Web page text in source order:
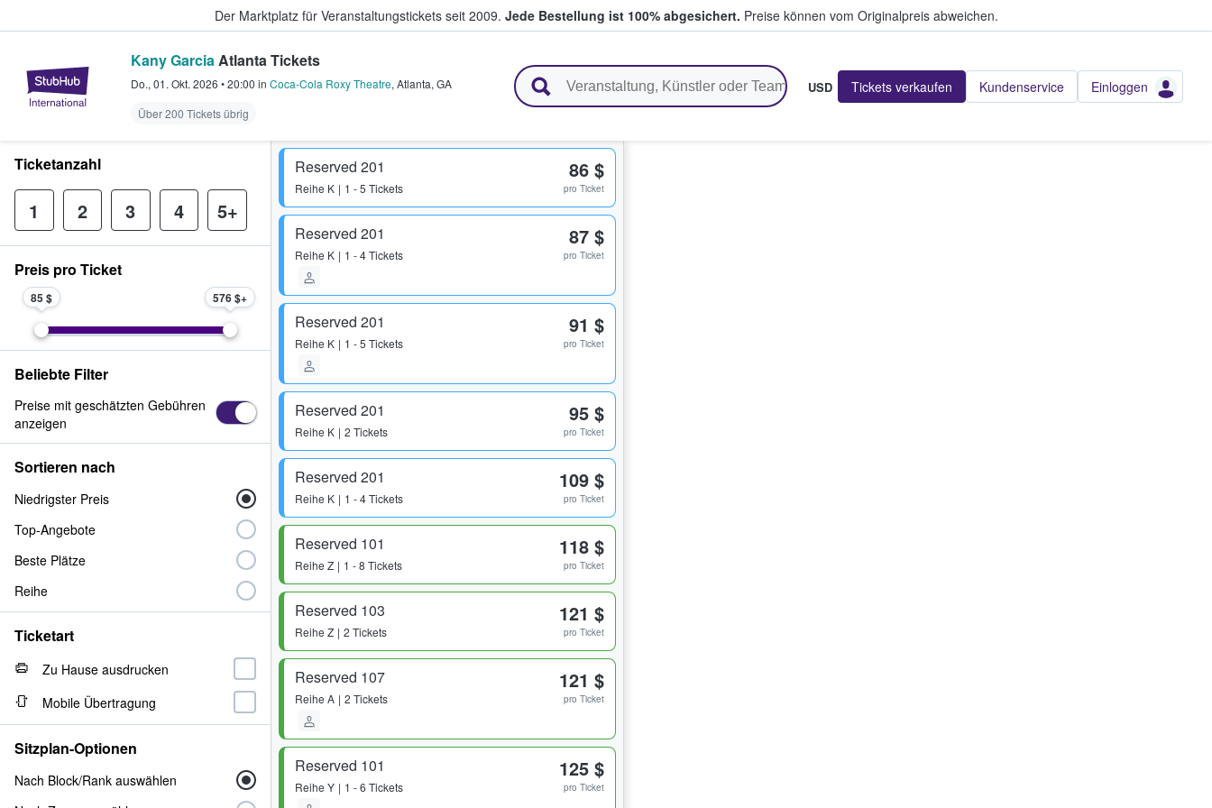
Der Marktplatz für Veranstaltungstickets seit 2009. Jede Bestellung ist 100% abgesichert. Preise können vom Originalpreis abweichen.
StubHub - Wo Fans Tickets kaufen & verkaufen
Kany GarciaAtlanta Tickets
Do., 01. Okt. 2026 •20:00 in Coca-Cola Roxy Theatre, Atlanta, GA
Über 200 Tickets übrig
USD Tickets verkaufen Kundenservice Einloggen
Reserved 201
Reihe K 1 - 5 Tickets
86 $
pro Ticket
Reserved 201
Reihe K 1 - 4 Tickets
87 $
pro Ticket
Reserved 201
Reihe K 1 - 5 Tickets
91 $
pro Ticket
Reserved 201
Reihe K 2 Tickets
95 $
pro Ticket
Reserved 201
Reihe K 1 - 4 Tickets
109 $
pro Ticket
Reserved 101
Reihe Z 1 - 8 Tickets
118 $
pro Ticket
Reserved 103
Reihe Z 2 Tickets
121 $
pro Ticket
Reserved 107
Reihe A 2 Tickets
121 $
pro Ticket
Reserved 101
Reihe Y 1 - 6 Tickets
125 $
pro Ticket
Ticketanzahl
1 2 3 4 5+
Preis pro Ticket
85 $ 576 $
Beliebte Filter
Preise mit geschätzten Gebühren
anzeigen
Sortieren nach
Niedrigster Preis
Top-Angebote
Beste Plätze
Reihe
Ticketart
Zu Hause ausdrucken
Mobile Übertragung
Sitzplan-Optionen
Nach Block/Rank auswählen